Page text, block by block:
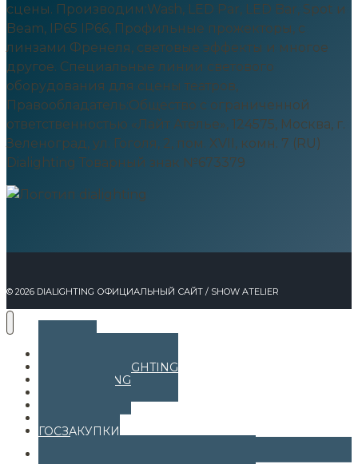
сцены. Производим:Wash, LED Par, LED Bar, Spot и
Beam, IP65 IP66, Профильные прожекторы, c
линзами Френеля, световые эффекты и многое
другое. Специальные линии светового
оборудования для сцены театров,
Правообладатель:Общество с ограниченной
ответственностью «Лайт Ателье», 124575, Москва, г.
Зеленоград, ул. Гоголя, 2, пом. XVII, комн. 7 (RU)
Dialighting Товарный знак №673379
© 2026 DIALIGHTING ОФИЦИАЛЬНЫЙ САЙТ / SHOW ATELIER
КАТАЛОГ DIALIGHTING
О DIALIGHTING
ГОСЗАКУПКИ